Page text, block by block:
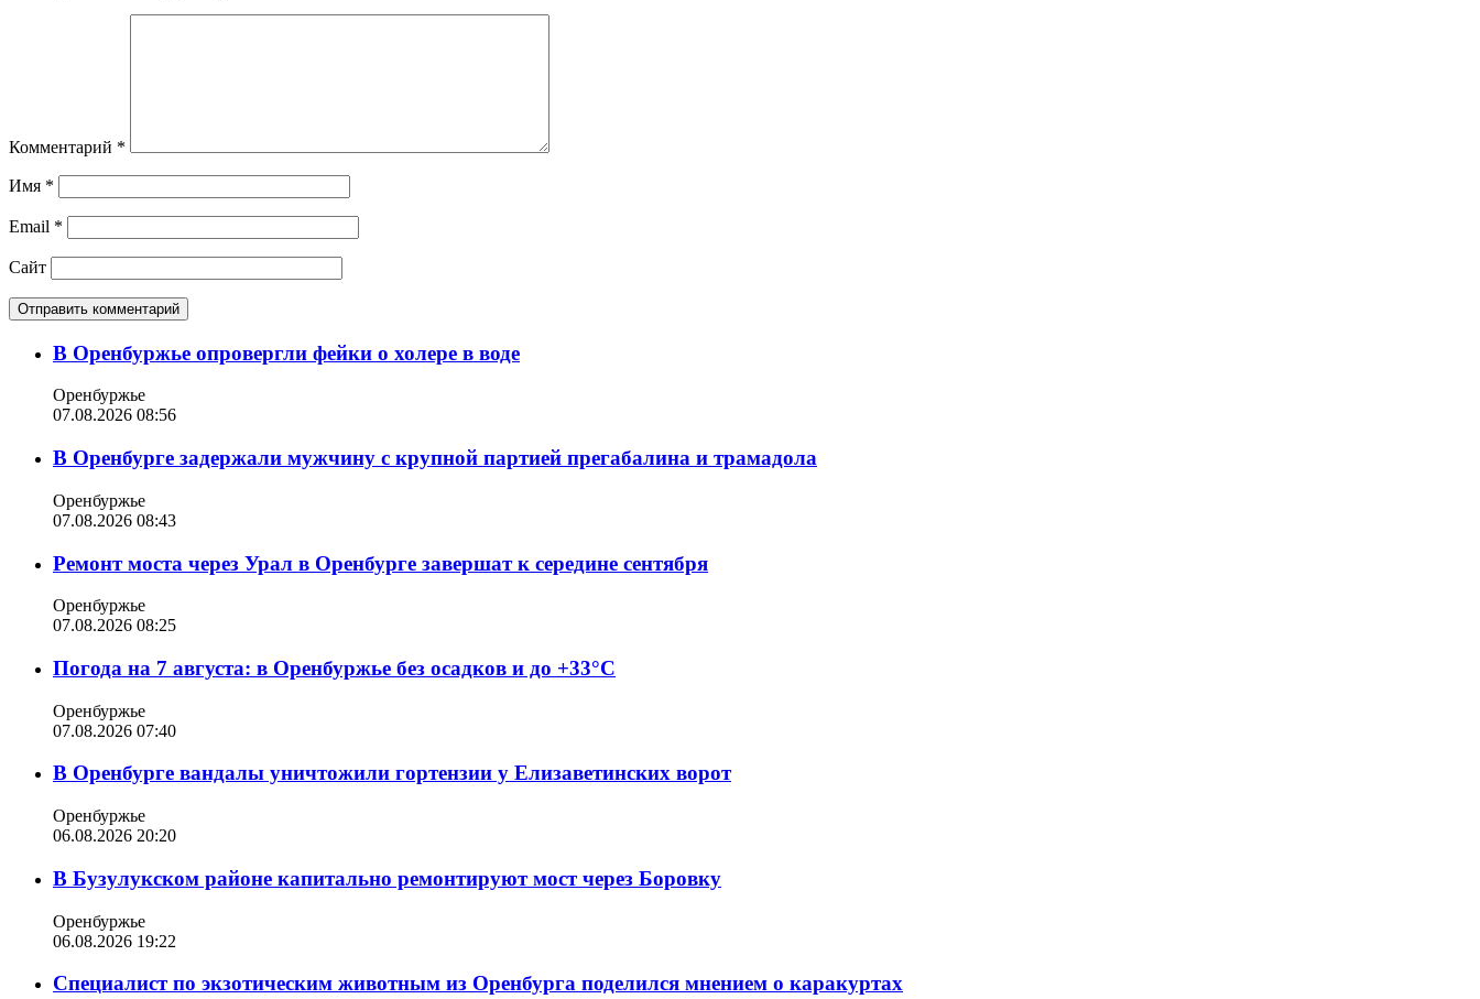
Комментарий *
Имя *
Email *
Сайт
В Оренбуржье опровергли фейки о холере в воде
Оренбуржье
07.08.2026 08:56
В Оренбурге задержали мужчину с крупной партией прегабалина и трамадола
Оренбуржье
07.08.2026 08:43
Ремонт моста через Урал в Оренбурге завершат к середине сентября
Оренбуржье
07.08.2026 08:25
Погода на 7 августа: в Оренбуржье без осадков и до +33°C
Оренбуржье
07.08.2026 07:40
В Оренбурге вандалы уничтожили гортензии у Елизаветинских ворот
Оренбуржье
06.08.2026 20:20
В Бузулукском районе капитально ремонтируют мост через Боровку
Оренбуржье
06.08.2026 19:22
Специалист по экзотическим животным из Оренбурга поделился мнением о каракуртах